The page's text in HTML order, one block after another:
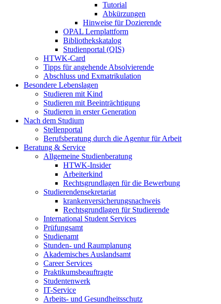
Tutorial
Abkürzungen
Hinweise für Dozierende
OPAL Lernplattform
Bibliothekskatalog
Studienportal (QIS)
HTWK-Card
Tipps für angehende Absolvierende
Abschluss und Exmatrikulation
Besondere Lebenslagen
Studieren mit Kind
Studieren mit Beeinträchtigung
Studieren in erster Generation
Nach dem Studium
Stellenportal
Berufsberatung durch die Agentur für Arbeit
Beratung & Service
Allgemeine Studienberatung
HTWK-Insider
Arbeiterkind
Rechtsgrundlagen für die Bewerbung
Studierendensekretariat
krankenversicherungsnachweis
Rechtsgrundlagen für Studierende
International Student Services
Prüfungsamt
Studienamt
Stunden- und Raumplanung
Akademisches Auslandsamt
Career Services
Praktikumsbeauftragte
Studentenwerk
IT-Service
Arbeits- und Gesundheitsschutz